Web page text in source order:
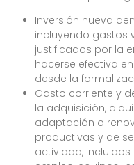
Inversión nueva
incluyendo gastos
justificados por la
hacerse efectiva
desde la
Gasto corriente y
la adquisición,
adaptación o
productivas y de
actividad,